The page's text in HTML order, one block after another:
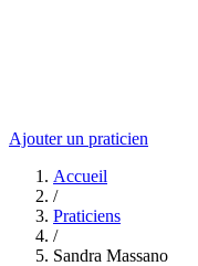
Ajouter un praticien
Accueil
/
Praticiens
/
Sandra Massano